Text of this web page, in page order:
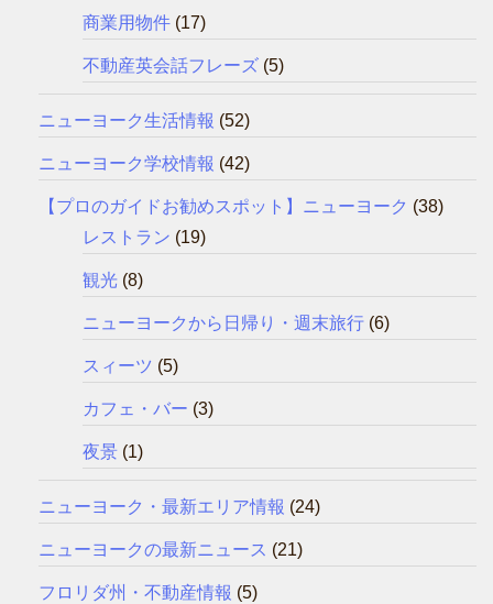
商業用物件 (17)
不動産英会話フレーズ (5)
ニューヨーク生活情報 (52)
ニューヨーク学校情報 (42)
【プロのガイドお勧めスポット】ニューヨーク (38)
レストラン (19)
観光 (8)
ニューヨークから日帰り・週末旅行 (6)
スィーツ (5)
カフェ・バー (3)
夜景 (1)
ニューヨーク・最新エリア情報 (24)
ニューヨークの最新ニュース (21)
フロリダ州・不動産情報 (5)